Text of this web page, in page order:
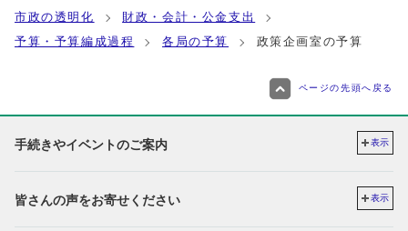
市政の透明化
財政・会計・公金支出
予算・予算編成過程
各局の予算 政策企画室の予算
ページの先頭へ戻る
手続きやイベントのご案内 表示
皆さんの声をお寄せください 表示